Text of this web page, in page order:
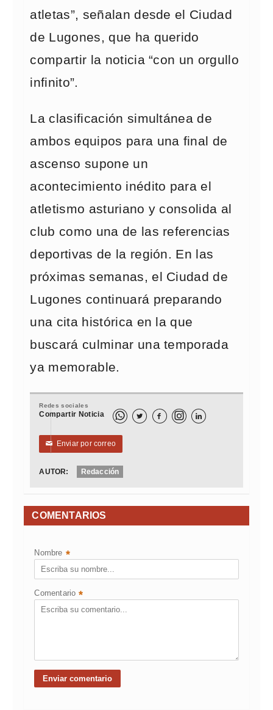
atletas”, señalan desde el Ciudad
de Lugones, que ha querido
compartir la noticia “con un orgullo
infinito”.
La clasificación simultánea de
ambos equipos para una final de
ascenso supone un
acontecimiento inédito para el
atletismo asturiano y consolida al
club como una de las referencias
deportivas de la región. En las
próximas semanas, el Ciudad de
Lugones continuará preparando
una cita histórica en la que
buscará culminar una temporada
ya memorable.
Redes sociales
Compartir Noticia   
✉ Enviar por correo
AUTOR: Redacción
COMENTARIOS
Nombre *
Comentario *